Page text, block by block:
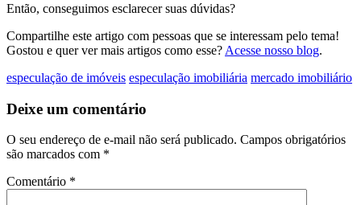
Então, conseguimos esclarecer suas dúvidas?
Compartilhe este artigo com pessoas que se interessam pelo tema!
Gostou e quer ver mais artigos como esse? Acesse nosso blog.
especulação de imóveis especulação imobiliária mercado imobiliário
Deixe um comentário
O seu endereço de e-mail não será publicado. Campos obrigatórios
são marcados com *
Comentário *